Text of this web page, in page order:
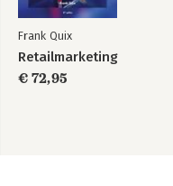
Frank Quix
Retailmarketing
€ 72,95